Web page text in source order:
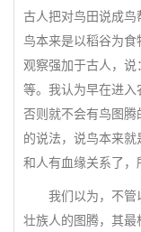
古人把对鸟田说成
鸟本来是以稻谷为
观察强加于古人，
等。我认为早在进入
否则就不会有鸟图
的说法，说鸟本来
和人有血缘关系了，
我们以为，不管
壮族人的图腾，其